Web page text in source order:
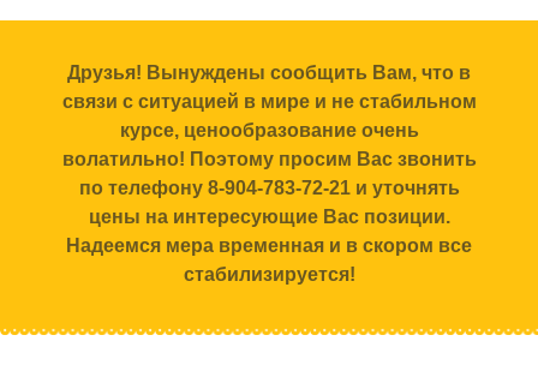
Друзья! Вынуждены сообщить Вам, что в
связи с ситуацией в мире и не стабильном
курсе, ценообразование очень
волатильно! Поэтому просим Вас звонить
по телефону 8-904-783-72-21 и уточнять
цены на интересующие Вас позиции.
Надеемся мера временная и в скором все
стабилизируется!